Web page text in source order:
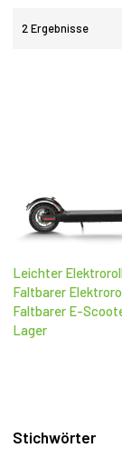
2 Ergebnisse
Leichter
Faltbarer
Faltbarer E-
Lager
Stichwörter